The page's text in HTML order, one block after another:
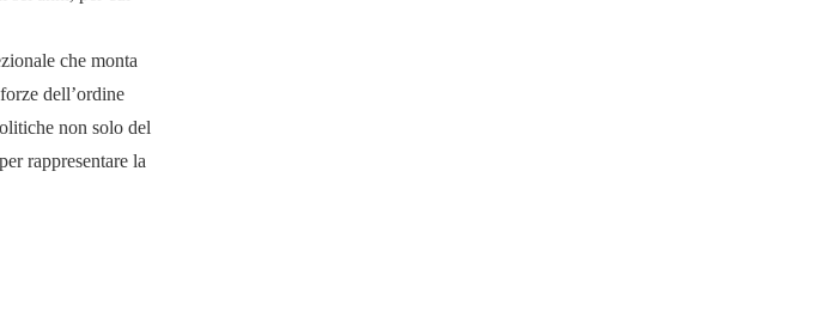
che monta
dell’ordine
non solo del
rappresentare la